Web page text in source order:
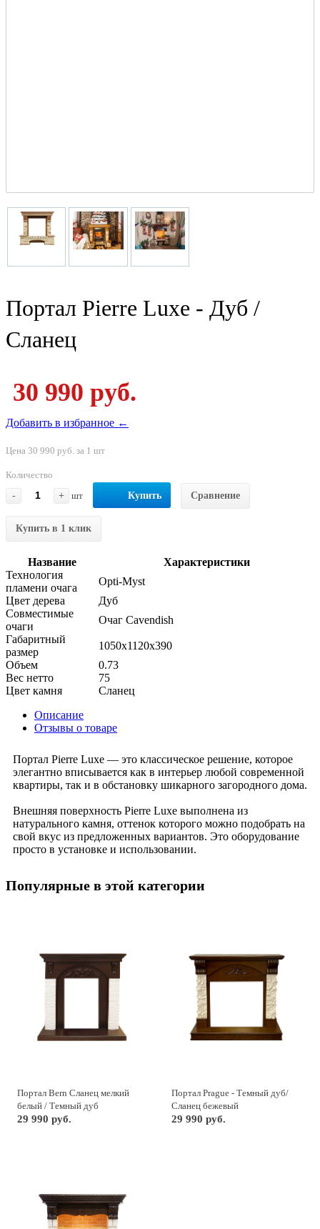
Портал Pierre Luxe - Дуб /
Сланец
30 990 руб.
Добавить в избранное ←
Цена 30 990 руб. за 1 шт
Количество
-
+ шт Купить Сравнение
Купить в 1 клик
Название
Характеристики
Технология
пламени очага
Opti-Myst
Цвет дерева
Дуб
Совместимые
очаги
Очаг Cavendish
Габаритный
размер
1050x1120x390
Объем
0.73
Вес нетто
75
Цвет камня
Сланец
Описание
Отзывы о товаре
Портал Pierre Luxe — это классическое решение, которое
элегантно вписывается как в интерьер любой современной
квартиры, так и в обстановку шикарного загородного дома.
Внешняя поверхность Pierre Luxe выполнена из
натурального камня, оттенок которого можно подобрать на
свой вкус из предложенных вариантов. Это оборудование
просто в установке и использовании.
Популярные в этой категории
Портал Bern Сланец мелкий
белый / Темный дуб
29 990 руб.
Портал Prague - Темный дуб/
Сланец бежевый
29 990 руб.